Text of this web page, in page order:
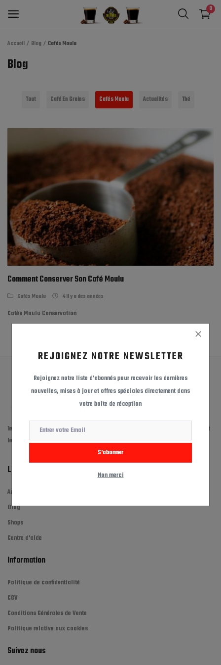
0
Cafés En Grains
Thé Marocain
Capsules Compatibles
Chocolat
Boisson Sirop
Liste de souhaits
Contact
Blog
MAD (د.م.)
REJOIGNEZ NOTRE NEWSLETTER
Rejoignez notre liste d'abonnés pour recevoir les dernières
nouvelles, mises à jour et offres spéciales directement dans
votre boîte de réception
S'abonner
Non merci
Accueil Blog Cafés Moulu
Blog
Tout Café En Grains Cafés Moulu Actualités Thé
Comment Conserver Son Café Moulu
Cafés Moulu 4 Il y a des années
Cafés Moulu Conservation
1er Site de vente en ligne spécialisé Café et Thé au Maroc Livraison dans tout
le Maroc. Large gamme Torréfaction Traditionnelle italienne Depuis 1953
Liens rapides
Accueil
Blog
Shops
Centre d'aide
Information
Politique de confidentialité
CGV
Conditions Générales de Vente
Politique relative aux cookies
Suivez nous